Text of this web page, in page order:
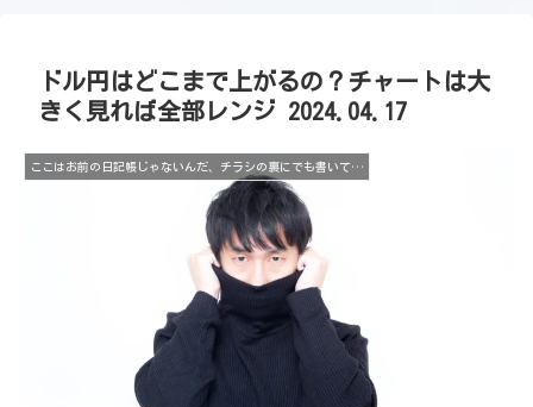
ドル円はどこまで上がるの？チャートは大
きく見れば全部レンジ 2024.04.17
ここはお前の日記帳じゃないんだ、チラシの裏にでも書いてろ、な？